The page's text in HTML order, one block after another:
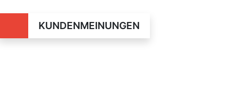
KUNDENMEINUNGEN